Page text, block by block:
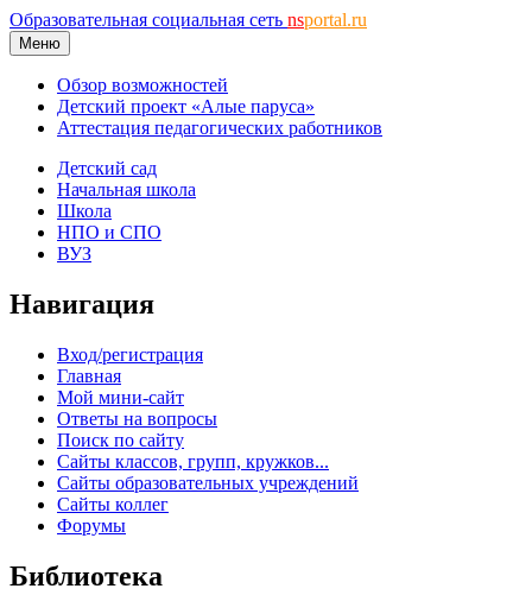
Образовательная социальная сеть nsportal.ru
Меню
Обзор возможностей
Детский проект «Алые паруса»
Аттестация педагогических работников
Детский сад
Начальная школа
Школа
НПО и СПО
ВУЗ
Навигация
Вход/регистрация
Главная
Мой мини-сайт
Ответы на вопросы
Поиск по сайту
Сайты классов, групп, кружков...
Сайты образовательных учреждений
Сайты коллег
Форумы
Библиотека